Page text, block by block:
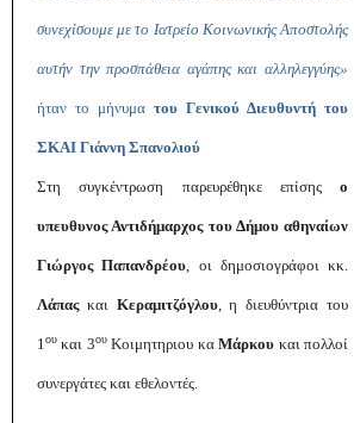
συνεχίσουμε με το Ιατρείο Κοινωνικής Αποστολής
αυτήν την προσπάθεια αγάπης και αλληλεγγύης»
ήταν το μήνυμα του Γενικού Διευθυντή του
ΣΚΑΙ Γιάννη Σπανολιού
Στη συγκέντρωση παρευρέθηκε επίσης ο
υπευθυνος Αντιδήμαρχος του Δήμου αθηναίων
Γιώργος Παπανδρέου, οι δημοσιογράφοι κκ.
Λάπαςκαι Κεραμιτζόγλου, η διευθύντρια του
1ου και 3ουΚοιμητηριου καΜάρκου και πολλοί
συνεργάτες και εθελοντές.